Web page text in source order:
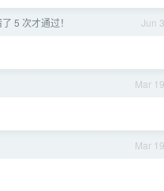
Jun 3
5 次才通过！
Mar 19
Mar 19